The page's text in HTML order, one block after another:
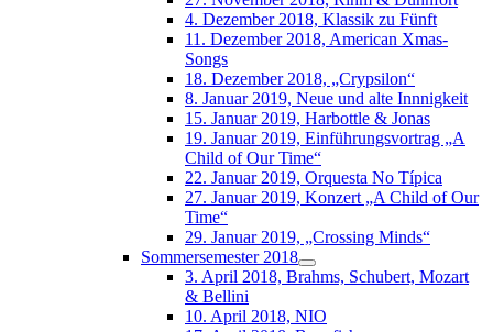
4. Dezember 2018, Klassik zu Fünft
11. Dezember 2018, American Xmas-
Songs
18. Dezember 2018, „Crypsilon“
8. Januar 2019, Neue und alte Innnigkeit
15. Januar 2019, Harbottle & Jonas
19. Januar 2019, Einführungsvortrag „A
Child of Our Time“
22. Januar 2019, Orquesta No Típica
27. Januar 2019, Konzert „A Child of Our
Time“
29. Januar 2019, „Crossing Minds“
Sommersemester 2018
3. April 2018, Brahms, Schubert, Mozart
& Bellini
10. April 2018, NIO